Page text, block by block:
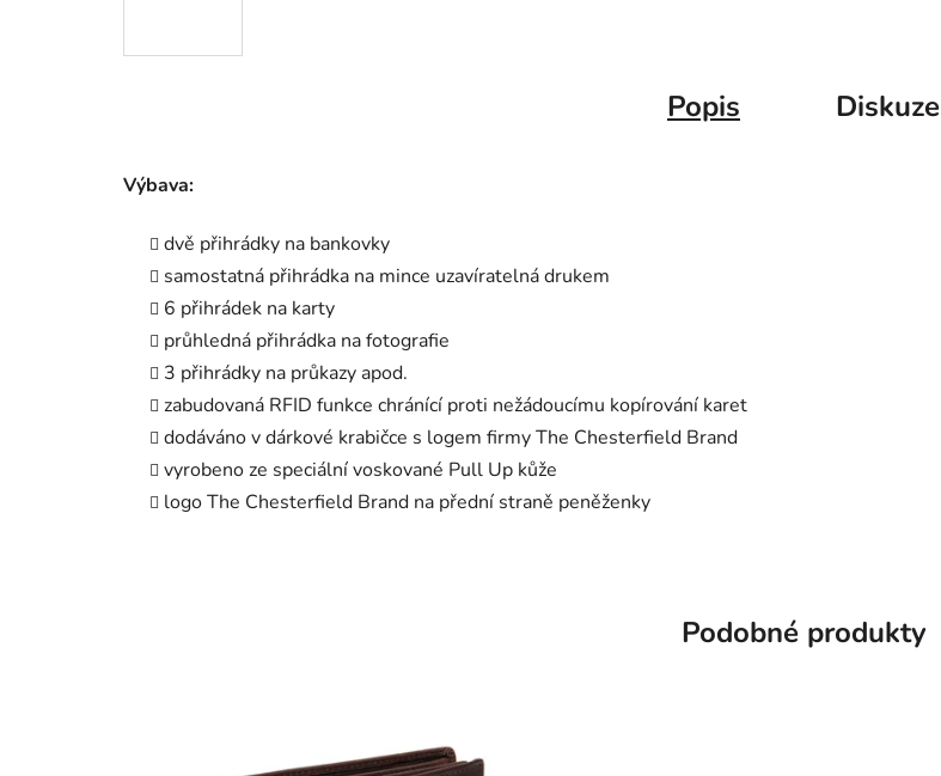
Popis Diskuze
Výbava:
dvě přihrádky na bankovky
samostatná přihrádka na mince uzavíratelná drukem
6 přihrádek na karty
průhledná přihrádka na fotografie
3 přihrádky na průkazy apod.
zabudovaná RFID funkce chránící proti nežádoucímu kopírování karet
dodáváno v dárkové krabičce s logem firmy The Chesterfield Brand
vyrobeno ze speciální voskované Pull Up kůže
logo The Chesterfield Brand na přední straně peněženky
Podobné produkty